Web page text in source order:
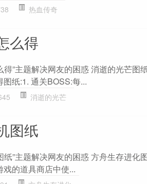
热血传奇
么得
得”主题解决网友的困惑 消逝的光芒图
纸:1. 通关BOSS:每...
消逝的光芒
图纸
纸”主题解决网友的困惑 方舟生存进化
的道具商店中使...